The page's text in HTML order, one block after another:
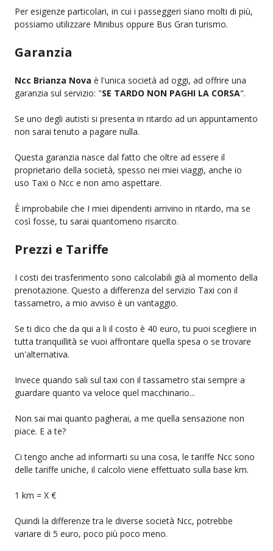
Per esigenze particolari, in cui i passeggeri siano molti di più,
possiamo utilizzare Minibus oppure Bus Gran turismo.
Garanzia
Ncc Brianza Nova è l'unica società ad oggi, ad offrire una
garanzia sul servizio: "SE TARDO NON PAGHI LA CORSA".
Se uno degli autisti si presenta in ritardo ad un appuntamento
non sarai tenuto a pagare nulla.
Questa garanzia nasce dal fatto che oltre ad essere il
proprietario della società, spesso nei miei viaggi, anche io
uso Taxi o Ncc e non amo aspettare.
È improbabile che I miei dipendenti arrivino in ritardo, ma se
così fosse, tu sarai quantomeno risarcito.
Prezzi e Tariffe
I costi dei trasferimento sono calcolabili già al momento della
prenotazione. Questo a differenza del servizio Taxi con il
tassametro, a mio avviso è un vantaggio.
Se ti dico che da qui a li il costo è 40 euro, tu puoi scegliere in
tutta tranquillità se vuoi affrontare quella spesa o se trovare
un'alternativa.
Invece quando sali sul taxi con il tassametro stai sempre a
guardare quanto va veloce quel macchinario...
Non sai mai quanto pagherai, a me quella sensazione non
piace. E a te?
Ci tengo anche ad informarti su una cosa, le tariffe Ncc sono
delle tariffe uniche, il calcolo viene effettuato sulla base km.
1 km = X €
Quindi la differenze tra le diverse società Ncc, potrebbe
variare di 5 euro, poco più poco meno.